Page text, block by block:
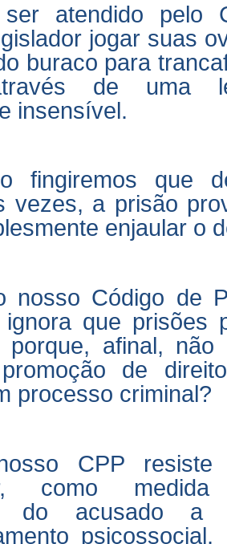
atendido pelo
jogar suas
buraco para
de uma
insensível.
fingiremos que
vezes, a prisão
enjaular o
nosso Código de
que prisões
porque, afinal,
de
processo criminal?
CPP
como
do acusado a